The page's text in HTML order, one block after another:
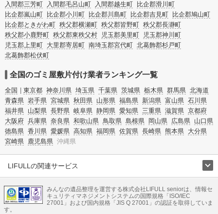
入間郡三芳町
入間郡毛呂山町 入間郡越生町
比企郡滑川町
比企郡嵐山町
比企郡小川町 比企郡川島町 比企郡吉見町
比企郡鳩山町
比企郡ときがわ町 秩父郡横瀬町 秩父郡皆野町 秩父郡長瀞町
秩父郡小鹿野町 秩父郡東秩父村 児玉郡美里町
児玉郡神川町
児玉郡上里町 大里郡寄居町 南埼玉郡宮代町 北葛飾郡杉戸町
北葛飾郡松伏町
全国のゴミ屋敷片付け業者ランキング一覧
全国 東京都 神奈川県 埼玉県 千葉県 茨城県 栃木県 群馬県 北海道
青森県 岩手県 宮城県 秋田県 山形県 福島県 新潟県 富山県 石川県
福井県 山梨県 長野県 岐阜県 静岡県 愛知県 三重県 滋賀県 京都府
大阪府 兵庫県 奈良県 和歌山県 鳥取県 島根県 岡山県 広島県 山口県
徳島県 香川県 愛媛県 高知県 福岡県 佐賀県 長崎県 熊本県 大分県
宮崎県 鹿児島県 沖縄県
LIFULLの関連サービス
不動産・住宅
引越し 老人ホーム 地方創生 ママの就労支援
不動産クラウドファンディング 遺品整理 老後の暮らし情報
みんなの遺品整理を運営する株式会社LIFULL seniorは、情報セ
キュリティマネジメントシステムの国際規格「ISO/IEC
27001」および国内規格「JIS Q 27001」の認証を取得していま
す。